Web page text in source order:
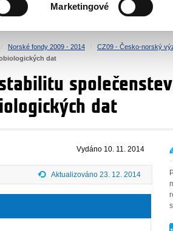
Marketingové
SPRAVEDLNOST VNITŘNÍ VĚCI
Norské fondy 2009 - 2014 CZ09 - Česko-norský
dat
dat
Vydáno 10. 11. 2014
Aktualizováno 23. 12. 2014